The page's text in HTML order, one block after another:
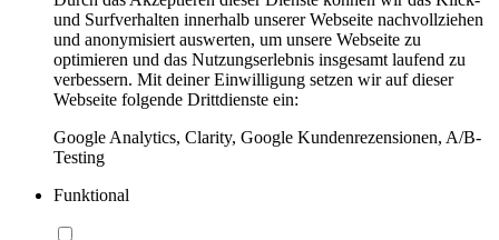
und Surfverhalten innerhalb unserer Webseite nachvollziehen
und anonymisiert auswerten, um unsere Webseite zu
optimieren und das Nutzungserlebnis insgesamt laufend zu
verbessern. Mit deiner Einwilligung setzen wir auf dieser
Webseite folgende Drittdienste ein:
Google Analytics, Clarity, Google Kundenrezensionen, A/B-
Testing
Funktional